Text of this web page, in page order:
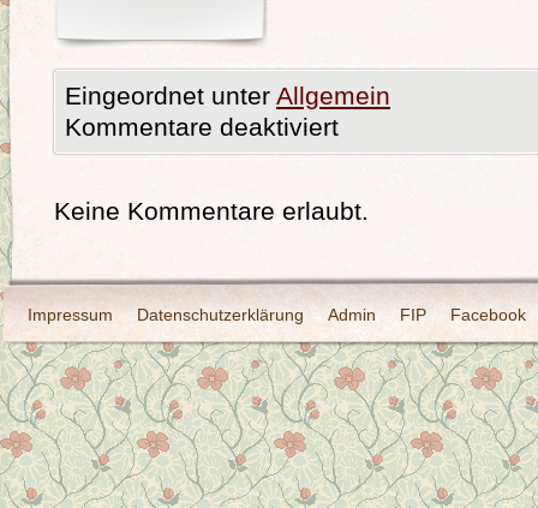
Eingeordnet unter Allgemein
Kommentare deaktiviert
Keine Kommentare erlaubt.
Impressum Datenschutzerklärung Admin FIP Facebook